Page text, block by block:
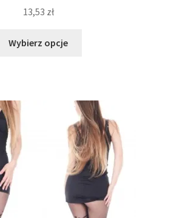
13,53 zł
Wybierz opcje
Opcje
można
wybrać
na
stronie
produktu